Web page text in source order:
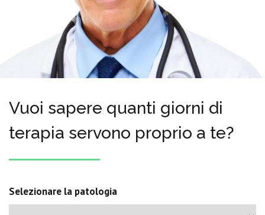
Vuoi sapere quanti giorni di
terapia servono proprio a te?
Selezionare la patologia